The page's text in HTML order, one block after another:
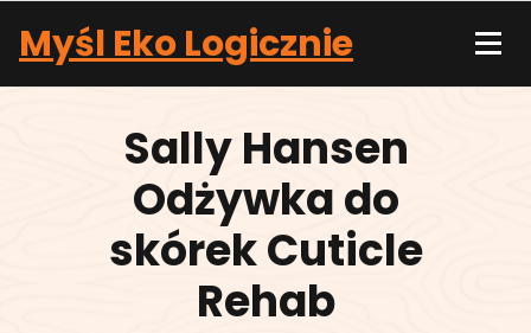
content
Myśl Eko Logicznie
Sally Hansen
Odżywka do
skórek Cuticle
Rehab